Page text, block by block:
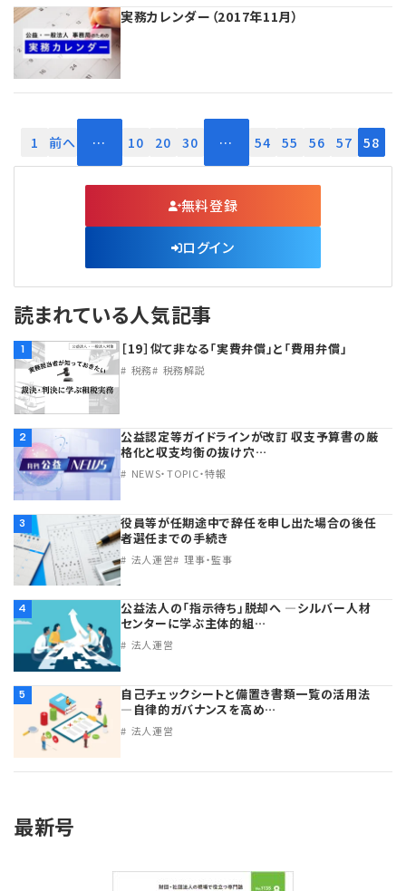
【連載】IT実務一問一答
実務カレンダー（2017年11月）
1 前へ … 10 20 30 … 54 55 56 57 58
無料登録
ログイン
読まれている人気記事
1 ［19］似て非なる「実費弁償」と「費用弁償」
税務 税務解説
2
公益認定等ガイドラインが改訂 収支予算書の厳
格化と収支均衡の抜け穴…
NEWS・TOPIC・特報
3
役員等が任期途中で辞任を申し出た場合の後任
者選任までの手続き
法人運営 理事・監事
4
公益法人の「指示待ち」脱却へ ―シルバー人材
センターに学ぶ主体的組…
法人運営
5
自己チェックシートと備置き書類一覧の活用法
―自律的ガバナンスを高め…
法人運営
最新号